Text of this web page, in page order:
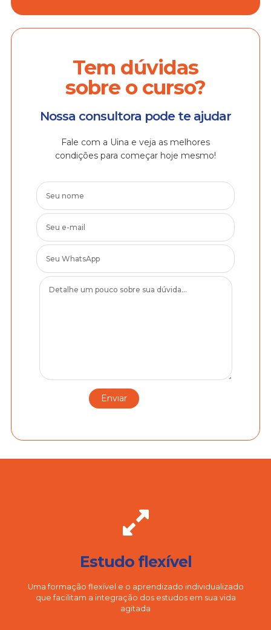
Tem dúvidas
sobre o curso?
Nossa consultora pode te ajudar
Fale com a Uina e veja as melhores
condições para começar hoje mesmo!
Estudo flexível
Uma formação flexível e o aprendizado individualizado
que facilitam a integração dos estudos em sua vida
agitada